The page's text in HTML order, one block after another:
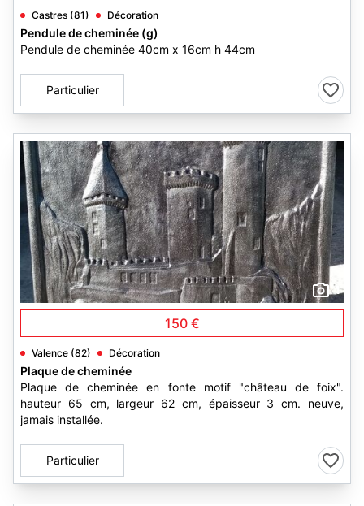
Castres (81) Décoration
Pendule de cheminée (g)
Pendule de cheminée 40cm x 16cm h 44cm
Particulier
1
150 €
Valence (82) Décoration
Plaque de cheminée
Plaque de cheminée en fonte motif "château de foix".
hauteur 65 cm, largeur 62 cm, épaisseur 3 cm. neuve,
jamais installée.
Particulier